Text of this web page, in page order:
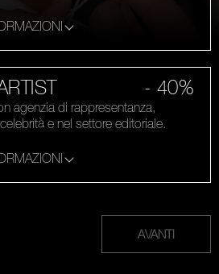
- 40%
agenzia di rappresentanza,
e nel settore editoriale.
AVANTI